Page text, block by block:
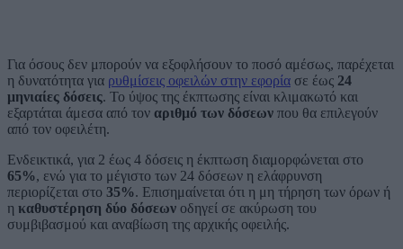
Για όσους δεν μπορούν να εξοφλήσουν το ποσό αμέσως, παρέχεται
η δυνατότητα για ρυθμίσεις οφειλών στην εφορία σε έως 24
μηνιαίες δόσεις. Το ύψος της έκπτωσης είναι κλιμακωτό και
εξαρτάται άμεσα από τον αριθμό των δόσεων που θα επιλεγούν
από τον οφειλέτη.
Ενδεικτικά, για 2 έως 4 δόσεις η έκπτωση διαμορφώνεται στο
65%, ενώ για το μέγιστο των 24 δόσεων η ελάφρυνση
περιορίζεται στο 35%. Επισημαίνεται ότι η μη τήρηση των όρων ή
η καθυστέρηση δύο δόσεων οδηγεί σε ακύρωση του
συμβιβασμού και αναβίωση της αρχικής οφειλής.